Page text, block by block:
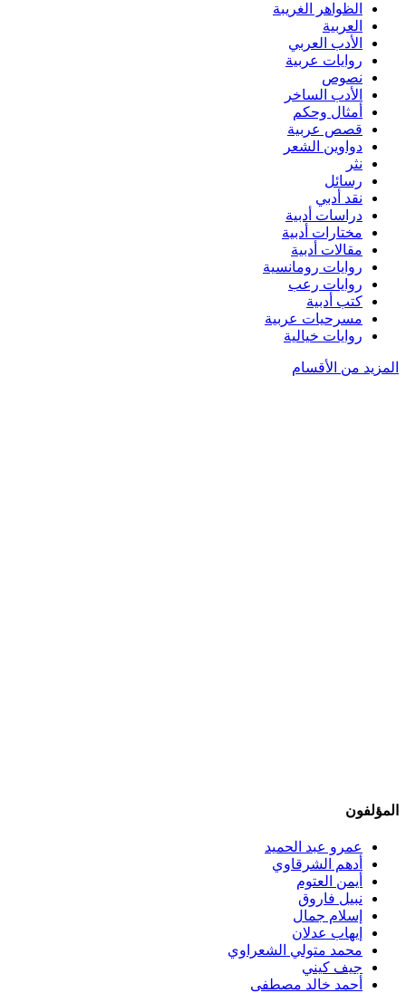
الظواهر الغريبة‏
العربية
الأدب العربي
روايات عربية
نصوص
الأدب الساخر
أمثال وحكم
قصص عربية
دواوين الشعر
نثر
رسائل
نقد أدبي
دراسات أدبية
مختارات أدبية
مقالات أدبية
روايات رومانسية
روايات رعب
كتب أدبية
مسرحيات عربية
روايات خيالية
المزيد من الأقسام
المؤلفون
عمرو عبد الحميد
أدهم الشرقاوي
أيمن العتوم
نبيل فاروق
إسلام جمال
إيهاب عدلان
محمد متولي الشعراوي
جيف كيني
أحمد خالد مصطفى